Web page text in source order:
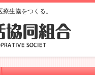
生協をつくる。